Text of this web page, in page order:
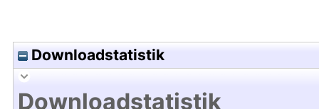
Downloadstatistik
Downloadstatistik